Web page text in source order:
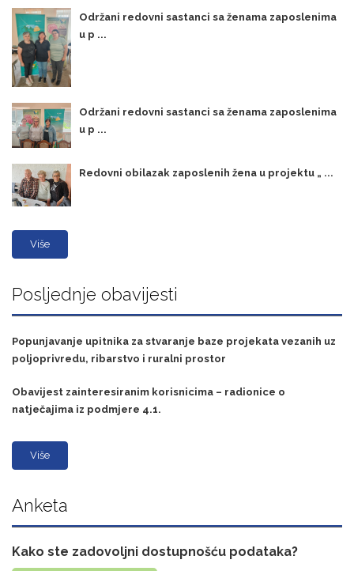
Održani redovni sastanci sa ženama zaposlenima
u p ...
Održani redovni sastanci sa ženama zaposlenima
u p ...
Redovni obilazak zaposlenih žena u projektu „ ...
Više
Posljednje obavijesti
Popunjavanje upitnika za stvaranje baze projekata vezanih uz
poljoprivredu, ribarstvo i ruralni prostor
Obavijest zainteresiranim korisnicima – radionice o
natječajima iz podmjere 4.1.
Više
Anketa
Kako ste zadovoljni dostupnošću podataka?